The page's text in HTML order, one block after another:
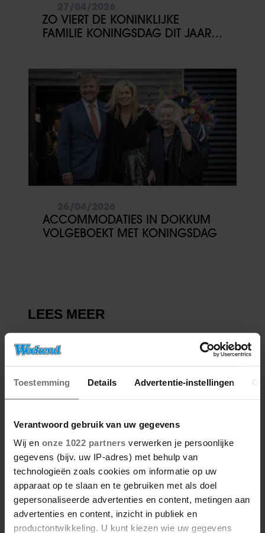
Toestemming Details Advertentie-instellingen
Verantwoord gebruik van uw gegevens
Wij en onze 1022 partners verwerken je persoonlijke
gegevens (bijv. uw IP-adres) met behulp van
technologieën zoals cookies om informatie op uw
apparaat op te slaan en te gebruiken met als doel
gepersonaliseerde advertenties en content, metingen aan
advertenties en content, inzicht in publiek en
productontwikkeling. U kunt kiezen wie uw gegevens
ZO VIERT DE KONINKLIJKE
FAMILIE KONINGSDAG DIT JAAR
ACCOMMODATIES IN DOKKUM
VOLGEBOEKT MET KONINGSDAG